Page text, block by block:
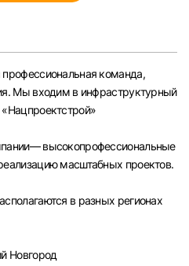
команда,
Мы входим в инфраструктурный
высокопрофессиональные
масштабных проектов.
в разных регионах
Новгород